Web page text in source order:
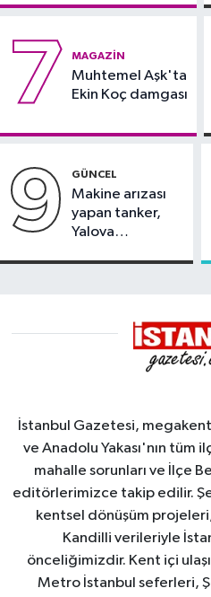
7 MAGAZIN
Muhtemel Aşk'ta
Ekin Koç damgası
9 GÜNCEL
Makine arızası
yapan tanker,
Yalova
İstanbul Gazetesi,
ve Anadolu Yakası'nın tüm
mahalle sorunları ve İlçe
editörlerimizce takip edilir.
kentsel dönüşüm
Kandilli verileriyle
önceliğimizdir. Kent içi
Metro İstanbul seferleri,